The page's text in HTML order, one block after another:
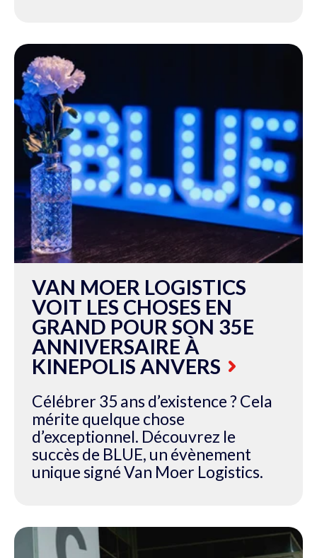
VAN MOER LOGISTICS
VOIT LES CHOSES EN
GRAND POUR SON 35E
ANNIVERSAIRE À
KINEPOLIS ANVERS
Célébrer 35 ans d’existence ? Cela
mérite quelque chose
d’exceptionnel. Découvrez le
succès de BLUE, un évènement
unique signé Van Moer Logistics.